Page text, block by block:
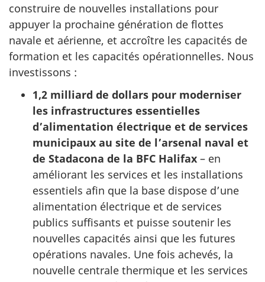
construire de nouvelles installations pour
appuyer la prochaine génération de flottes
navale et aérienne, et accroître les capacités de
formation et les capacités opérationnelles. Nous
investissons :
1,2 milliard de dollars pour moderniser
les infrastructures essentielles
d’alimentation électrique et de services
municipaux au site de l’arsenal naval et
de Stadacona de la BFC Halifax – en
améliorant les services et les installations
essentiels afin que la base dispose d’une
alimentation électrique et de services
publics suffisants et puisse soutenir les
nouvelles capacités ainsi que les futures
opérations navales. Une fois achevés, la
nouvelle centrale thermique et les services